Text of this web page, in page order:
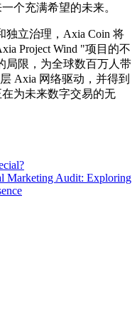
个充满希望的未来。
独立治理，Axia Coin 将
Project Wind "项目的不
局限，为全球数百万人带
Axia 网络驱动，并得到
在为未来数字交易的无
Marketing Audit: Exploring